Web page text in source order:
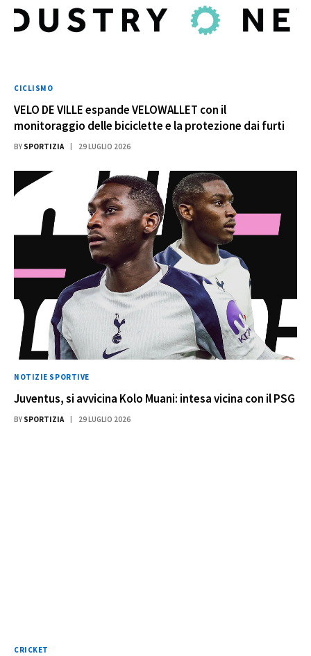
CICLISMO
VELO DE VILLE espande VELOWALLET con il
monitoraggio delle biciclette e la protezione dai furti
BY SPORTIZIA 29 LUGLIO 2026
NOTIZIE SPORTIVE
Juventus, si avvicina Kolo Muani: intesa vicina con il PSG
BY SPORTIZIA 29 LUGLIO 2026
CRICKET